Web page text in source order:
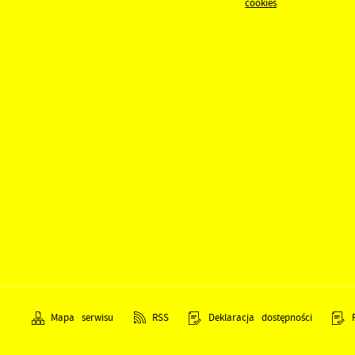
cookies
Mapa serwisu RSS Deklaracja dostępności